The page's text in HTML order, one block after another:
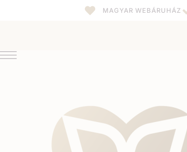
MAGYAR WEBÁRUHÁZ